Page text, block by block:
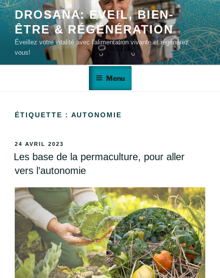
DROSANA: EVEIL, BIEN-
ÊTRE & RÉGÉNÉRATION
Éveillez votre vitalité avec l'alimentation vivante et régénérez
vous!
Menu
ÉTIQUETTE : AUTONOMIE
24 AVRIL 2023
Les base de la permaculture, pour aller
vers l’autonomie